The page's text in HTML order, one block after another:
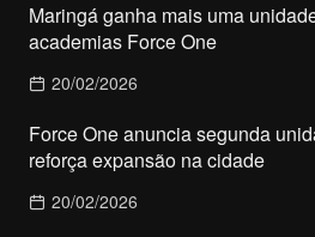
Maringá ganha mais uma
academias Force One
20/02/2026
Force One anuncia segunda
reforça expansão na cidade
20/02/2026